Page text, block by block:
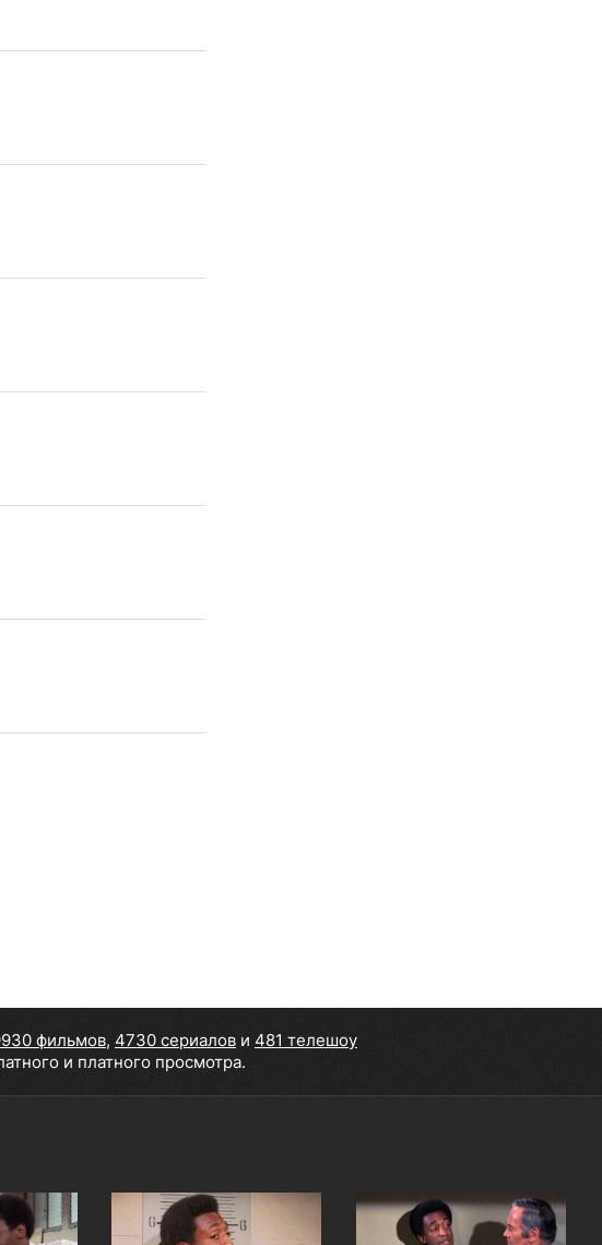
фильмов, 4730 сериалов и 481 телешоу
и платного просмотра.